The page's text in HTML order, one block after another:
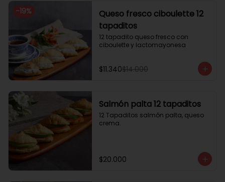
-19%
Queso fresco ciboulette 12
tapaditos
12 tapadito queso fresco con
ciboulette y lactomayonesa
$11.340$14.000
Salmón palta 12 tapaditos
12 Tapaditos salmón palta, queso
crema.
$20.000